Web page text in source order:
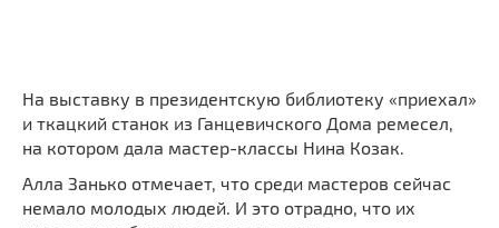
На выставку в президентскую библиотеку «приехал»
и ткацкий станок из Ганцевичского Дома ремесел,
на котором дала мастер-классы Нина Козак.
Алла Занько отмечает, что среди мастеров сейчас
немало молодых людей. И это отрадно, что их